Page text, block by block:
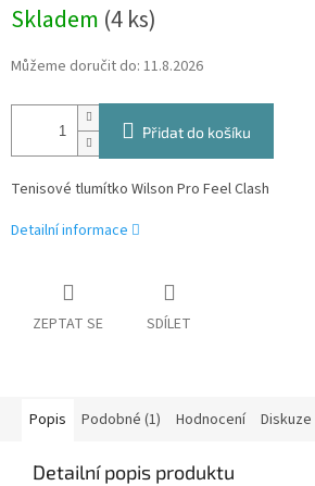
cena:
Skladem (4 ks)
Můžeme doručit do: 11.8.2026
Přidat do košíku
Tenisové tlumítko Wilson Pro Feel Clash
Detailní informace
ZEPTAT SE SDÍLET
Popis Podobné (1) Hodnocení Diskuze
Detailní popis produktu